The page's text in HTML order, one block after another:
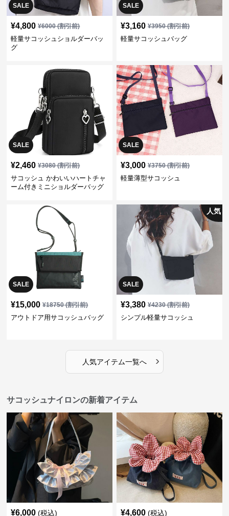
SALE
¥4,800 ¥6000(割引前)
軽量サコッシュショルダーバッ
グ
SALE
¥3,160 ¥3950(割引前)
軽量サコッシュバッグ
SALE
¥2,460 ¥3080(割引前)
サコッシュ かわいいハートチャ
ーム付きミニショルダーバッグ
SALE
¥3,000 ¥3750(割引前)
軽量薄型サコッシュ
SALE
¥15,000 ¥18750(割引前)
アウトドア用サコッシュバッグ
SALE
人気
¥3,380 ¥4230(割引前)
シンプル軽量サコッシュ
人気アイテム一覧へ ›
サコッシュナイロンの新着アイテム
¥6,000 (税込) ¥4,600 (税込)